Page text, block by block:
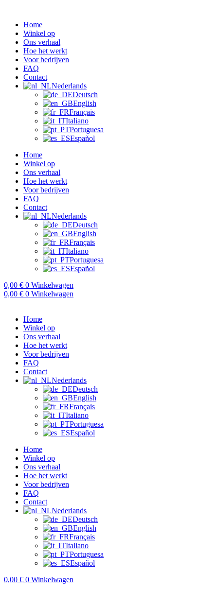
inhoud
Home
Winkel op
Ons verhaal
Hoe het werkt
Voor bedrijven
FAQ
Contact
Nederlands
Deutsch
English
Français
Italiano
Portuguesa
Español
Home
Winkel op
Ons verhaal
Hoe het werkt
Voor bedrijven
FAQ
Contact
Nederlands
Deutsch
English
Français
Italiano
Portuguesa
Español
0,00 € 0 Winkelwagen
0,00 € 0 Winkelwagen
Home
Winkel op
Ons verhaal
Hoe het werkt
Voor bedrijven
FAQ
Contact
Nederlands
Deutsch
English
Français
Italiano
Portuguesa
Español
Home
Winkel op
Ons verhaal
Hoe het werkt
Voor bedrijven
FAQ
Contact
Nederlands
Deutsch
English
Français
Italiano
Portuguesa
Español
0,00 € 0 Winkelwagen